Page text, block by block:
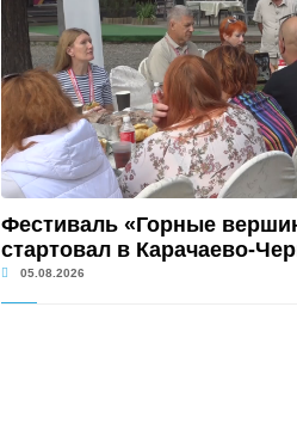
Фестиваль «Горные
стартовал в Карачаево-
05.08.2026